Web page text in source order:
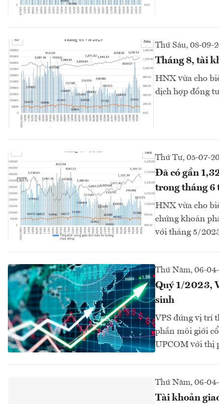
Thứ Sáu, 08-09-
Tháng 8, tài
HNX vừa cho
dịch hợp đồng
Thứ Tư, 05-07-
Đã có gần
trong tháng 6
HNX vừa cho
chứng khoán
với tháng 5/
Thứ Năm, 06-
Quý 1/2023,
sinh
VPS đứng vị trí
phần môi giới
UPCOM với thị
Thứ Năm, 06-
Tài khoản